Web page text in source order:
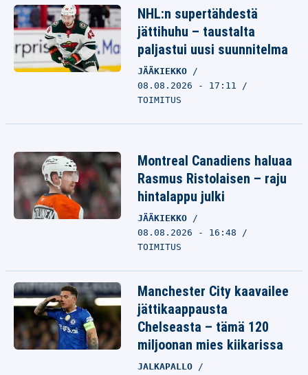
NHL:n supertähdestä
jättihuhu – taustalta
paljastui uusi suunnitelma
JÄÄKIEKKO
08.08.2026 - 17:11
TOIMITUS
Montreal Canadiens haluaa
Rasmus Ristolaisen – raju
hintalappu julki
JÄÄKIEKKO
08.08.2026 - 16:48
TOIMITUS
Manchester City kaavailee
jättikaappausta
Chelseasta – tämä 120
miljoonan mies kiikarissa
JALKAPALLO